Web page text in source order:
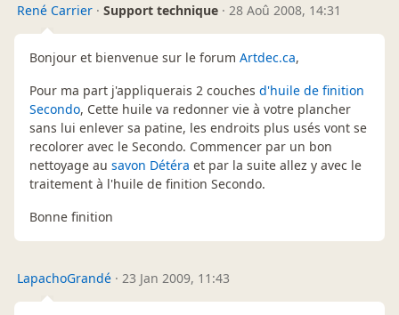
René Carrier · Support technique · 28 Aoû 2008, 14:31
Bonjour et bienvenue sur le forum Artdec.ca,
Pour ma part j'appliquerais 2 couches d'huile de finition
Secondo, Cette huile va redonner vie à votre plancher
sans lui enlever sa patine, les endroits plus usés vont se
recolorer avec le Secondo. Commencer par un bon
nettoyage au savon Détéra et par la suite allez y avec le
traitement à l'huile de finition Secondo.
Bonne finition
LapachoGrandé · 23 Jan 2009, 11:43